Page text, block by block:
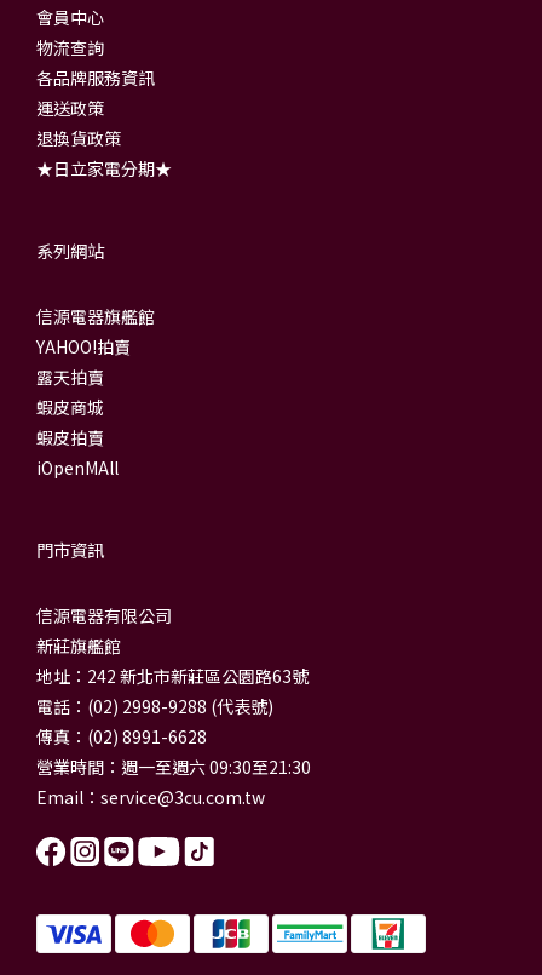
會員中心
物流查詢
各品牌服務資訊
運送政策
退換貨政策
★日立家電分期★
系列網站
信源電器旗艦館
YAHOO!拍賣
露天拍賣
蝦皮商城
蝦皮拍賣
iOpenMAll
門市資訊
信源電器有限公司
新莊旗艦館
地址：242 新北市新莊區公園路63號
電話：(02) 2998-9288 (代表號)
傳真：(02) 8991-6628
營業時間：週一至週六 09:30至21:30
Email： service@3cu.com.tw